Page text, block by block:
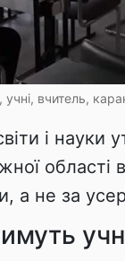
вчитель,
і
а не за